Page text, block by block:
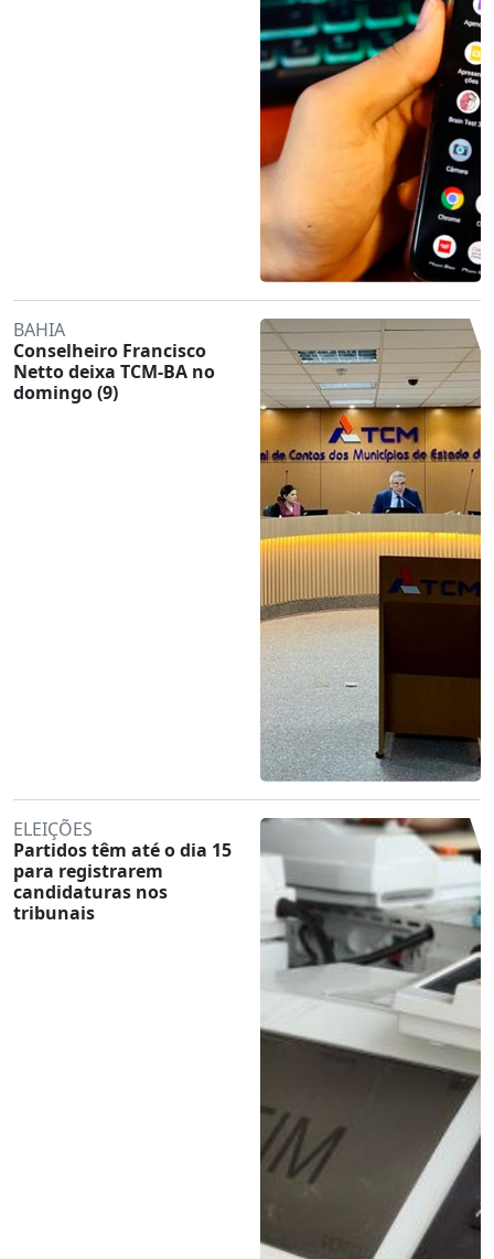
BAHIA
Conselheiro Francisco
Netto deixa TCM-BA no
domingo (9)
ELEIÇÕES
Partidos têm até o dia 15
para registrarem
candidaturas nos
tribunais